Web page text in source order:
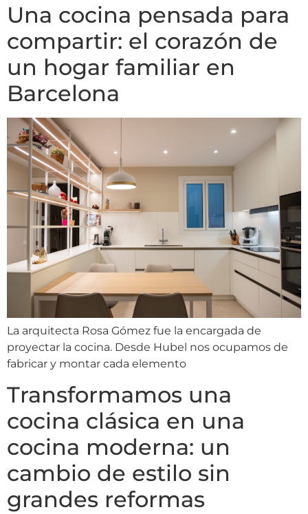
Una cocina pensada para
compartir: el corazón de
un hogar familiar en
Barcelona
La arquitecta Rosa Gómez fue la encargada de
proyectar la cocina. Desde Hubel nos ocupamos de
fabricar y montar cada elemento
Transformamos una
cocina clásica en una
cocina moderna: un
cambio de estilo sin
grandes reformas